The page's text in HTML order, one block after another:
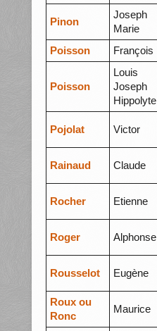
Pinon
Joseph
Marie
Poisson François
Poisson
Louis
Joseph
Hippolyte
Pojolat Victor
Rainaud Claude
Rocher Etienne
Roger Alphonse
Rousselot Eugène
Roux ou
Ronc
Maurice